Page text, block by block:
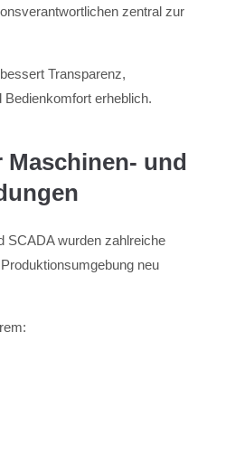
zentral zur
Transparenz,
erheblich.
Maschinen- und
SCADA wurden zahlreiche
neu